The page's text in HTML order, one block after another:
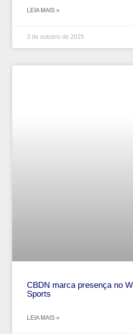
LEIA MAIS »
3 de outubro de 2025
CBDN marca presença no
Sports
LEIA MAIS »